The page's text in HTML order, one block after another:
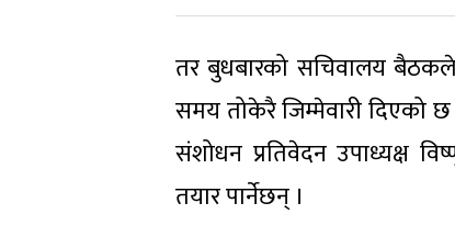
तर बुधबारको सचिवालय बैठकले
समय तोकेरै जिम्मेवारी दिएको छ
संशोधन प्रतिवेदन उपाध्यक्ष
तयार पार्नेछन् ।